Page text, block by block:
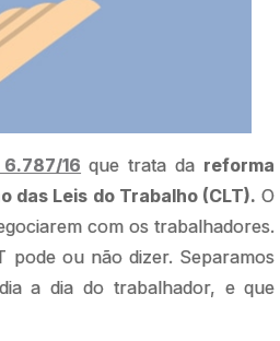
6.787/16 que trata da reforma
das Leis do Trabalho (CLT). O
com os trabalhadores.
pode ou não dizer. Separamos
a dia do trabalhador, e que